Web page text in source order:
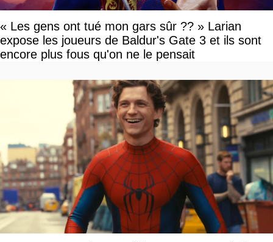
« Les gens ont tué mon gars sûr ?? » Larian
expose les joueurs de Baldur's Gate 3 et ils sont
encore plus fous qu'on ne le pensait